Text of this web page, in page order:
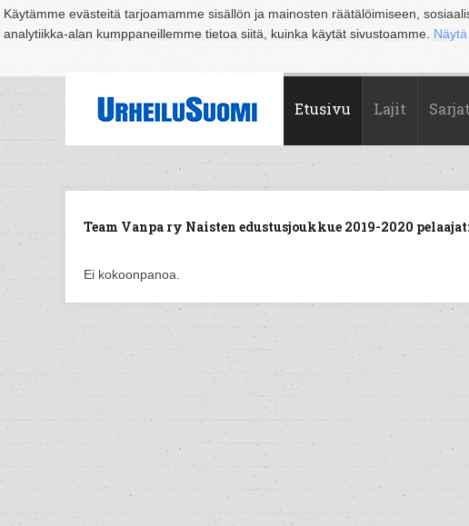
Käytämme evästeitä tarjoamamme sisällön ja mainosten räätälöimiseen,
analytiikka-alan kumppaneillemme tietoa siitä, kuinka käytät sivustoamme.
Suomi Espoo Helsinki Hämeenlinna Joensuu Jyväskylä Kouvola Kuopio
Etusivu Lajit Sarjat
Team Vanpa ry Naisten edustusjoukkue 2019-2020 pelaajat:
Ei kokoonpanoa.